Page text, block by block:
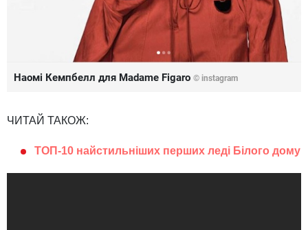
Наомі Кемпбелл для Madame Figaro © instagram
ЧИТАЙ ТАКОЖ:
ТОП-10 найстильніших перших леді Білого дому